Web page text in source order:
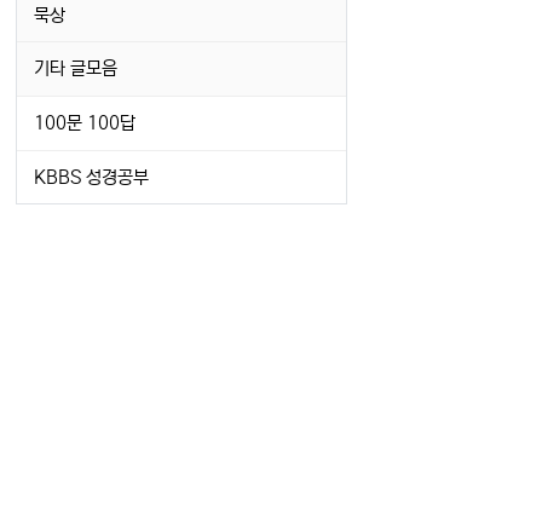
묵상
기타 글모음
100문 100답
KBBS 성경공부